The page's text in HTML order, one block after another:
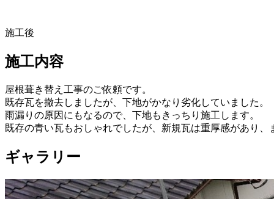
施工後
施工内容
屋根葺き替え工事のご依頼です。
既存瓦を撤去しましたが、下地がかなり劣化していました。
雨漏りの原因にもなるので、下地もきっちり施工します。
既存の青い瓦もおしゃれでしたが、新規瓦は重厚感があり、
ギャラリー